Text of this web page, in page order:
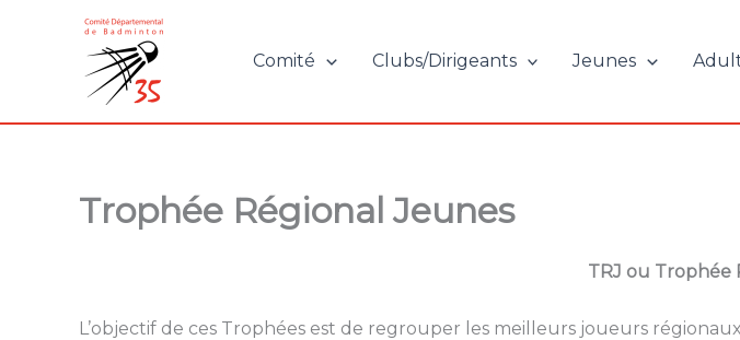
Comité Clubs/Dirigeants Jeunes
Trophée Régional Jeunes
TRJ ou Trophée
L’objectif de ces Trophées est de regrouper les meilleurs joueurs